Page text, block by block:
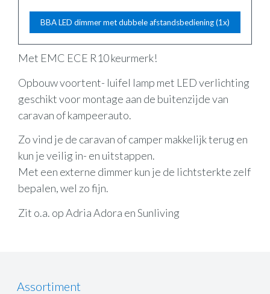
BBA LED dimmer met dubbele afstandsbediening (1x)
Met EMC ECE R10 keurmerk!
Opbouw voortent- luifel lamp met LED verlichting
geschikt voor montage aan de buitenzijde van
caravan of kampeerauto.
Zo vind je de caravan of camper makkelijk terug en
kun je veilig in- en uitstappen.
Met een externe dimmer kun je de lichtsterkte zelf
bepalen, wel zo fijn.
Zit o.a. op Adria Adora en Sunliving
Assortiment